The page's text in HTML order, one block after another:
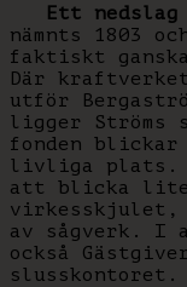
Ett nedslag
nämnts 1803
faktiskt
Där
utför
ligger Ströms
fonden blickar
livliga plats.
att blicka lite
av sågverk. I
också
slusskontoret.